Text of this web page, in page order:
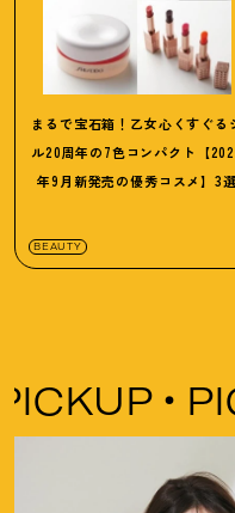
まるで宝石箱 ！ 乙女心くすぐる
ル20周年の7色コンパクト【
年9月新発売の優秀コスメ】3選
BEAUTY
PICKUP